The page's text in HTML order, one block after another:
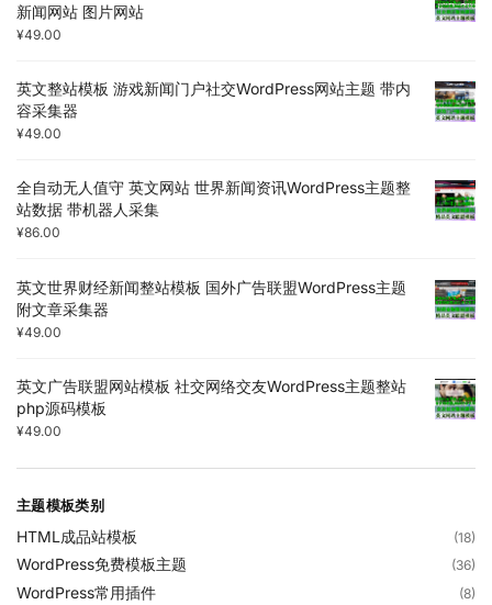
新闻网站 图片网站
¥49.00
英文整站模板 游戏新闻门户社交WordPress网站主题 带内
容采集器
¥49.00
全自动无人值守 英文网站 世界新闻资讯WordPress主题整
站数据 带机器人采集
¥86.00
英文世界财经新闻整站模板 国外广告联盟WordPress主题
附文章采集器
¥49.00
英文广告联盟网站模板 社交网络交友WordPress主题整站
php源码模板
¥49.00
主题模板类别
HTML成品站模板 (18)
WordPress免费模板主题 (36)
WordPress常用插件 (8)